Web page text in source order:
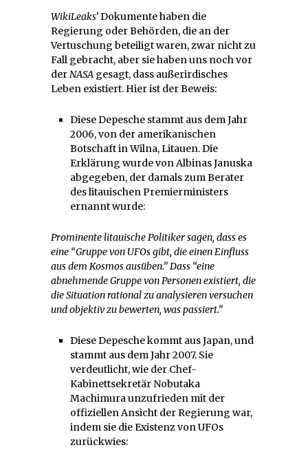
WikiLeaks’Dokumente haben die
Regierung oder Behörden, die an der
Vertuschung beteiligt waren, zwar nicht zu
Fall gebracht, aber sie haben uns noch vor
derNASAgesagt, dass außerirdisches
Leben existiert. Hier ist der Beweis:
Diese Depesche stammt aus dem Jahr
2006, von der amerikanischen
Botschaft in Wilna, Litauen. Die
Erklärung wurde von Albinas Januska
abgegeben, der damals zum Berater
des litauischen Premierministers
ernannt wurde:
Prominente litauische Politiker sagen, dass es
eine “Gruppe von UFOs gibt, die einen Einfluss
aus dem Kosmos ausüben.” Dass “eine
abnehmende Gruppe von Personen existiert, die
die Situation rational zu analysieren versuchen
und objektiv zu bewerten, was passiert.”
Diese Depesche kommt aus Japan, und
stammt aus dem Jahr 2007. Sie
verdeutlicht, wie der Chef-
Kabinettsekretär Nobutaka
Machimura unzufrieden mit der
offiziellen Ansicht der Regierung war,
indem sie die Existenz von UFOs
zurückwies: